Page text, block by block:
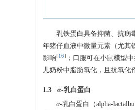
乳铁蛋白具备抑菌、抗病
年猪仔血液中微量元素（尤其
影响[16] ；口服可在小鼠模型
儿奶粉中脂肪氧化，且抗氧化
1.3 α-乳白蛋白
α-乳白蛋白（alpha-